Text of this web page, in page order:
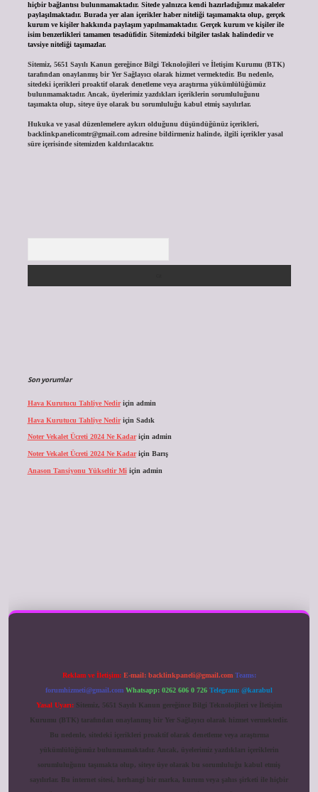
hiçbir bağlantısı bulunmamaktadır. Sitede yalnızca kendi hazırladığımız makaleler
paylaşılmaktadır. Burada yer alan içerikler haber niteliği taşımamakta olup, gerçek
kurum ve kişiler hakkında paylaşım yapılmamaktadır. Gerçek kurum ve kişiler ile
isim benzerlikleri tamamen tesadüfidir. Sitemizdeki bilgiler taslak halindedir ve
tavsiye niteliği taşımazlar.
Sitemiz, 5651 Sayılı Kanun gereğince Bilgi Teknolojileri ve İletişim Kurumu (BTK)
tarafından onaylanmış bir Yer Sağlayıcı olarak hizmet vermektedir. Bu nedenle,
sitedeki içerikleri proaktif olarak denetleme veya araştırma yükümlülüğümüz
bulunmamaktadır. Ancak, üyelerimiz yazdıkları içeriklerin sorumluluğunu
taşımakta olup, siteye üye olarak bu sorumluluğu kabul etmiş sayılırlar.
Hukuka ve yasal düzenlemelere aykırı olduğunu düşündüğünüz içerikleri,
backlinkpanelicomtr@gmail.comadresine bildirmeniz halinde, ilgili içerikler yasal
süre içerisinde sitemizden kaldırılacaktır.
Son yorumlar
Hava Kurutucu Tahliye Nediriçin admin
Hava Kurutucu Tahliye Nediriçin Sadık
Noter Vekalet Ücreti 2024 Ne Kadariçin admin
Noter Vekalet Ücreti 2024 Ne Kadariçin Barış
Anason Tansiyonu Yükseltir Mi için admin
Reklam ve İletişim: E-mail: backlinkpaneli@gmail.com Teams:
forumhizmeti@gmail.com Whatsapp: 0262 606 0 726 Telegram: @karabul
Yasal Uyarı: Sitemiz, 5651 Sayılı Kanun gereğince Bilgi Teknolojileri ve İletişim
Kurumu (BTK) tarafından onaylanmış bir Yer Sağlayıcı olarak hizmet vermektedir.
Bu nedenle, sitedeki içerikleri proaktif olarak denetleme veya araştırma
yükümlülüğümüz bulunmamaktadır. Ancak, üyelerimiz yazdıkları içeriklerin
sorumluluğunu taşımakta olup, siteye üye olarak bu sorumluluğu kabul etmiş
sayılırlar. Bu internet sitesi, herhangi bir marka, kurum veya şahıs şirketi ile hiçbir